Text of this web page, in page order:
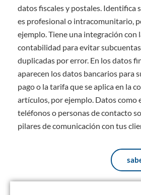
datos fiscales y postales. Identifica
es profesional o intracomunitario,
ejemplo. Tiene una integración con
contabilidad para evitar subcuentas
duplicadas por error. En los datos
aparecen los datos bancarios para
pago o la tarifa que se aplica en la
artículos, por ejemplo. Datos como
teléfonos o personas de contacto
pilares de comunicación con tus